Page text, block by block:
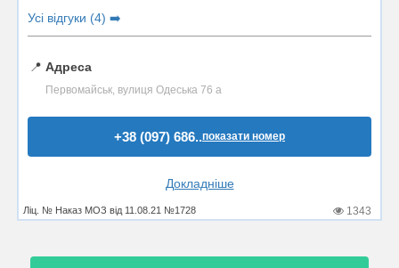
Усі відгуки (4) ➡️
📍 Адреса
Первомайськ, вулиця Одеська 76 а
+38 (097) 686..показати номер
Докладніше
Ліц. № Наказ МОЗ від 11.08.21 №1728 1343